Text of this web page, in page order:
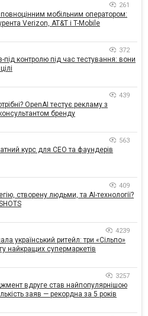
261
мобільним оператором:
Verizon, AT&T і T-Mobile
372
під контролю під час тестування: вони
439
OpenAI тестує рекламу з
бренду
563
курс для CEO та фаундерів
409
створену людьми, та AI-технології?
4239
український ритейл: три «Сільпо»
найкращих супермаркетів
3257
вдруге став найпопулярнішою
заяв — рекордна за 5 років